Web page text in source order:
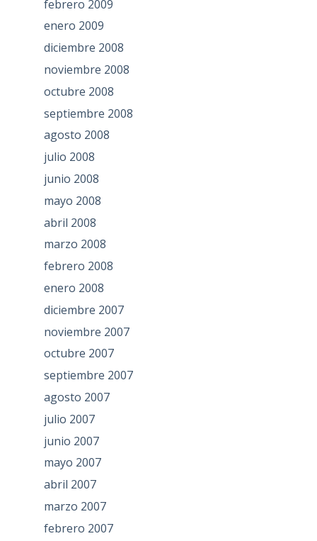
febrero 2009
enero 2009
diciembre 2008
noviembre 2008
octubre 2008
septiembre 2008
agosto 2008
julio 2008
junio 2008
mayo 2008
abril 2008
marzo 2008
febrero 2008
enero 2008
diciembre 2007
noviembre 2007
octubre 2007
septiembre 2007
agosto 2007
julio 2007
junio 2007
mayo 2007
abril 2007
marzo 2007
febrero 2007